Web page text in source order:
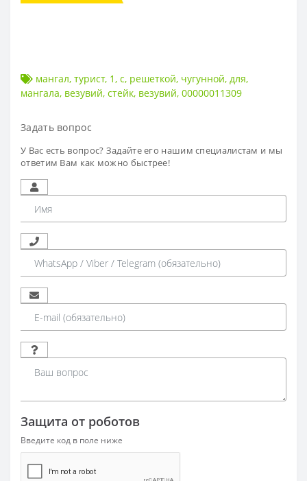
мангал, турист, 1, с, решеткой, чугунной, для,
мангала, везувий, стейк, везувий, 00000011309
Задать вопрос
У Вас есть вопрос? Задайте его нашим специалистам и мы
ответим Вам как можно быстрее!
Защита от роботов
Введите код в поле ниже